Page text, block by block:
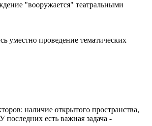
"вооружается" театральными
уместно проведение тематических
наличие открытого пространства,
есть важная задача -